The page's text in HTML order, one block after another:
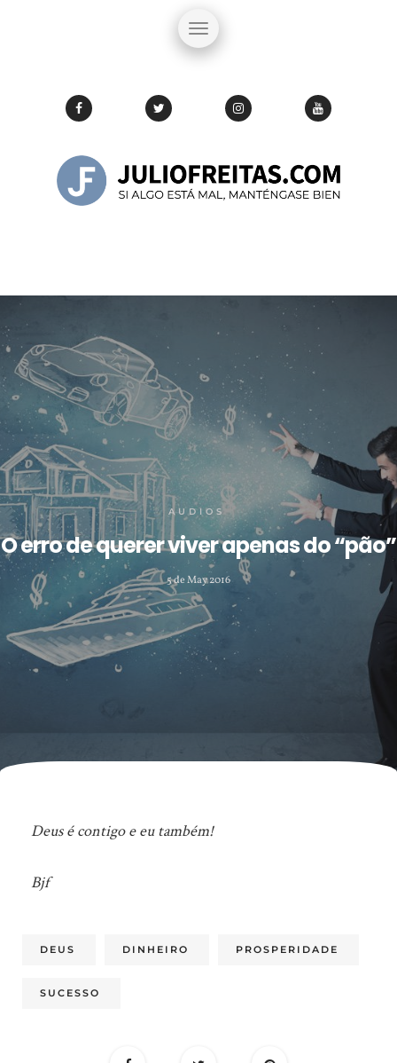
AUDIOS
O erro de querer viver apenas do “pão”
5 de May 2016
Deus é contigo e eu também!
Bjf
DEUS DINHEIRO PROSPERIDADE
SUCESSO